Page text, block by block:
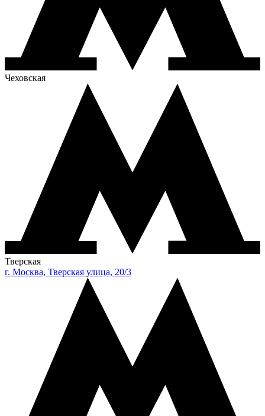
Чеховская
Тверская
г. Москва, Тверская улица, 20/3